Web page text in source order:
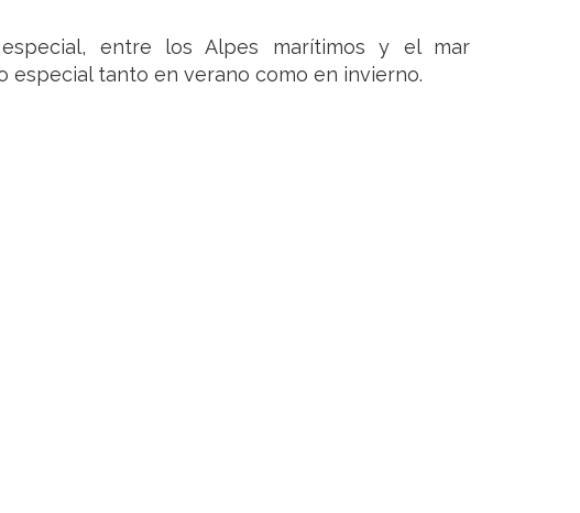
entre los Alpes marítimos y el mar
especial tanto en verano como en invierno.